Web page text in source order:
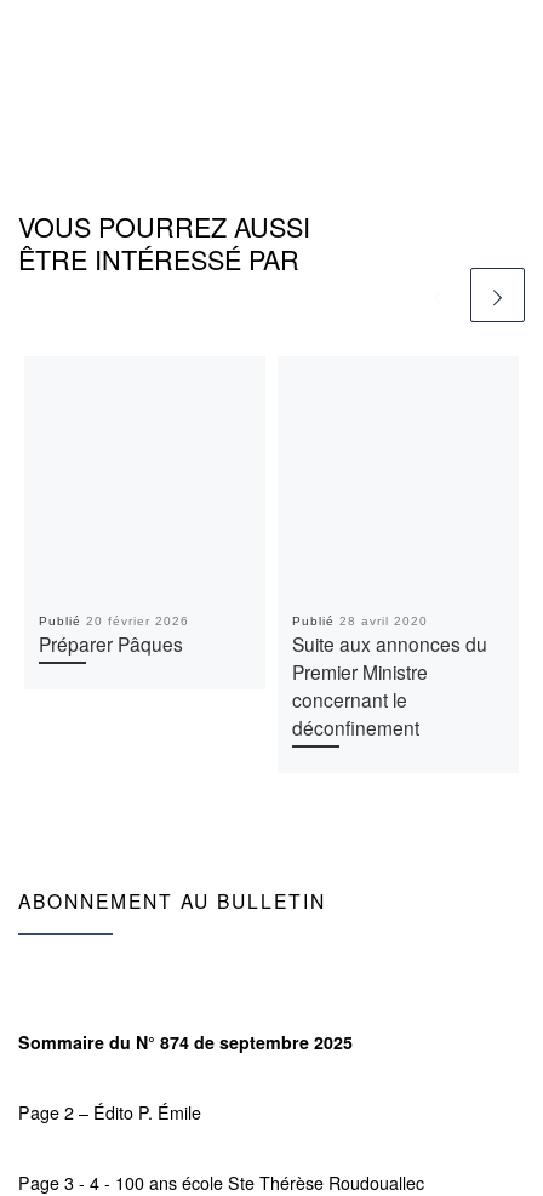
VOUS POURREZ AUSSI
ÊTRE INTÉRESSÉ PAR
Publié 20 février 2026
Préparer Pâques
Publié 28 avril 2020
Suite aux annonces du
Premier Ministre
concernant le
déconfinement
ABONNEMENT AU BULLETIN
Sommaire du N° 874 de septembre 2025
Page 2 – Édito P. Émile
Page 3 - 4 - 100 ans école Ste Thérèse Roudouallec